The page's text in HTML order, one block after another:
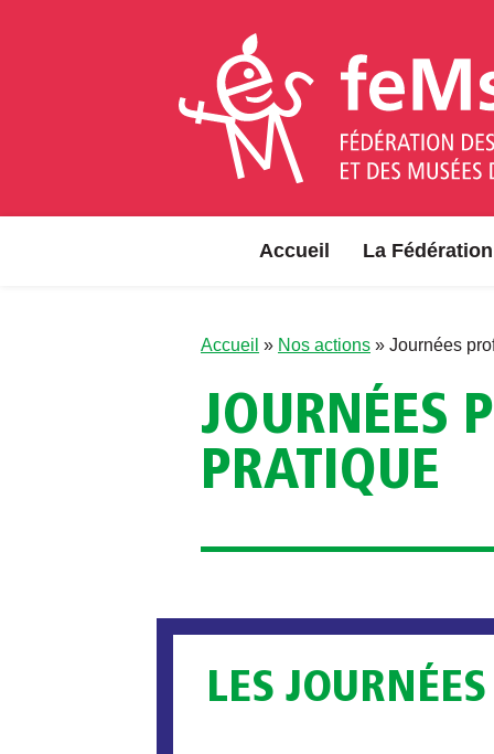
Accueil La Fédération
Accueil » Nos actions » Journées
JOURNÉES
PRATIQUE
LES